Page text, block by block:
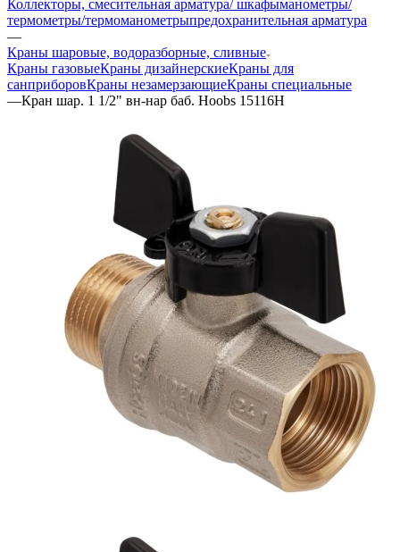
Коллекторы, смесительная арматура/ шкафыманометры/
термометры/термоманометрыпредохранительная арматура
—
Краны шаровые, водоразборные, сливные
Краны газовыеКраны дизайнерскиеКраны для
санприборовКраны незамерзающиеКраны специальные
—Кран шар. 1 1/2" вн-нар баб. Hoobs 15116Н